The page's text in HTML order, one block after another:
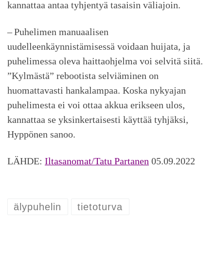
kannattaa antaa tyhjentyä tasaisin väliajoin.
– Puhelimen manuaalisen
uudelleenkäynnistämisessä voidaan huijata, ja
puhelimessa oleva haittaohjelma voi selvitä siitä.
”Kylmästä” rebootista selviäminen on
huomattavasti hankalampaa. Koska nykyajan
puhelimesta ei voi ottaa akkua erikseen ulos,
kannattaa se yksinkertaisesti käyttää tyhjäksi,
Hyppönen sanoo.
LÄHDE: Iltasanomat/Tatu Partanen 05.09.2022
älypuhelin tietoturva